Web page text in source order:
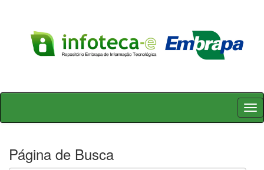
Skip
Página de Busca